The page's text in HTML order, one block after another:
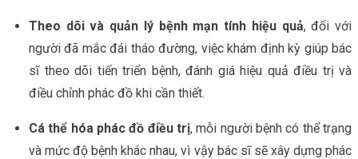
Theo dõi và quản lý bệnh mạn tính hiệu quả, đối với
người đã mắc đái tháo đường, việc khám định kỳ giúp bác
sĩ theo dõi tiến triển bệnh, đánh giá hiệu quả điều trị và
điều chỉnh phác đồ khi cần thiết.
Cá thể hóa phác đồ điều trị, mỗi người bệnh có thể trạng
và mức độ bệnh khác nhau, vì vậy bác sĩ sẽ xây dựng phác